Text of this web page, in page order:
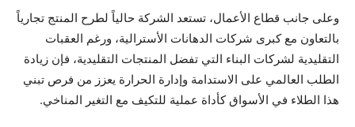
​وعلى جانب قطاع الأعمال، تستعد الشركة حالياً لطرح المنتج تجارياً
بالتعاون مع كبرى شركات الدهانات الأسترالية، ورغم العقبات
التقليدية لشركات البناء التي تفضل المنتجات التقليدية، فإن زيادة
الطلب العالمي على الاستدامة وإدارة الحرارة يعزز من فرص تبني
هذا الطلاء في الأسواق كأداة عملية للتكيف مع التغير المناخي.